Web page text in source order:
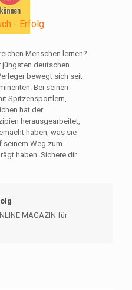
- Erfolg
Menschen lernen?
jüngsten deutschen
bewegt sich seit
Bei seinen
Spitzensportlern,
hat der
herausgearbeitet,
haben, was sie
seinem Weg zum
haben. Sichere dir
MAGAZIN für